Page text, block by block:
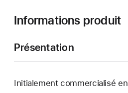
Informations produit
Présentation
Initialement commercialisé